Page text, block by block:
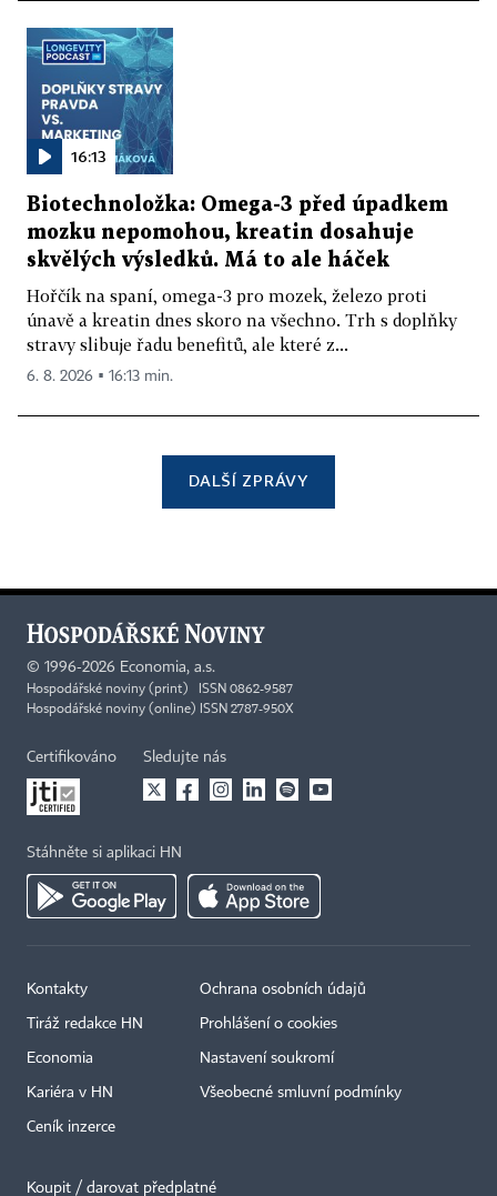
16:13
Biotechnoložka: Omega-3 před úpadkem
mozku nepomohou, kreatin dosahuje
skvělých výsledků. Má to ale háček
Hořčík na spaní, omega-3 pro mozek, železo proti
únavě a kreatin dnes skoro na všechno. Trh s doplňky
stravy slibuje řadu benefitů, ale které z...
6. 8. 2026 ▪ 16:13 min.
DALŠÍ ZPRÁVY
© 1996-2026 Economia, a.s.
Hospodářské noviny (print) ISSN 0862-9587
Hospodářské noviny (online) ISSN 2787-950X
Certifikováno Sledujte nás
Stáhněte si aplikaci HN
Kontakty
Tiráž redakce HN
Economia
Kariéra v HN
Ceník inzerce
Ochrana osobních údajů
Prohlášení o cookies
Nastavení soukromí
Všeobecné smluvní podmínky
Koupit / darovat předplatné